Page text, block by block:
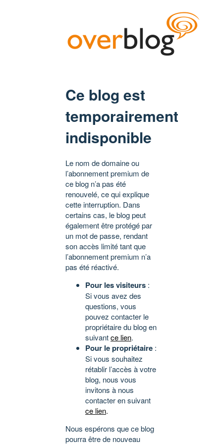
Ce blog est
temporairement
indisponible
Le nom de domaine ou
l’abonnement premium de
ce blog n’a pas été
renouvelé, ce qui explique
cette interruption. Dans
certains cas, le blog peut
également être protégé par
un mot de passe, rendant
son accès limité tant que
l’abonnement premium n’a
pas été réactivé.
Pour les visiteurs :
Si vous avez des
questions, vous
pouvez contacter le
propriétaire du blog en
suivantce lien.
Pour le propriétaire :
Si vous souhaitez
rétablir l’accès à votre
blog, nous vous
invitons à nous
contacter en suivant
ce lien.
Nous espérons que ce blog
pourra être de nouveau